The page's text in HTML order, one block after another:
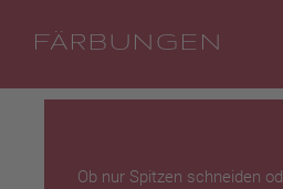
FÄRBUNGEN
Ob nur Spitzen schneiden